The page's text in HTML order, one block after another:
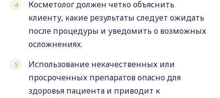
Косметолог должен четко объяснить
клиенту, какие результаты следует ожидать
после процедуры и уведомить о возможных
осложнениях.
Использование некачественных или
просроченных препаратов опасно для
здоровья пациента и приводит к